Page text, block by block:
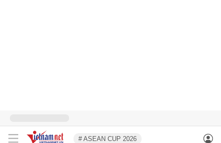
# ASEAN CUP 2026